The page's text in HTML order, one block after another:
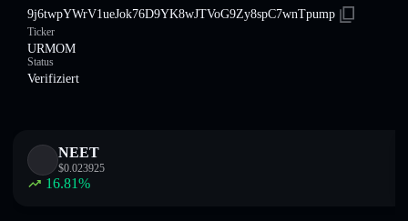
9j6twpYWrV1ueJok76D9YK8wJTVoG9Zy8spC7wnTpump
Ticker
URMOM
Status
Verifiziert
NEET
$0.023925
16.81%